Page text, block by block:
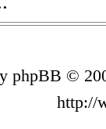
phpBB ©
http://